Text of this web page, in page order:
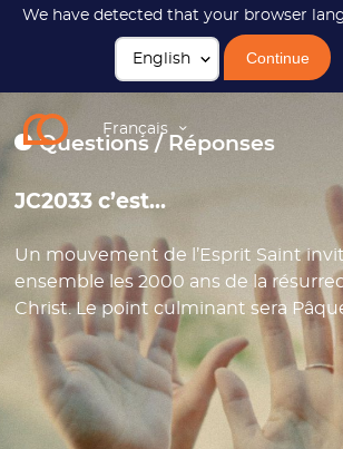
We have detected that your browser
Continue
Français
FAQ
Questions / Réponses
JC2033 c’est...
Un mouvement de l’Esprit Saint
ensemble les 2000 ans de la
Christ. Le point culminant sera